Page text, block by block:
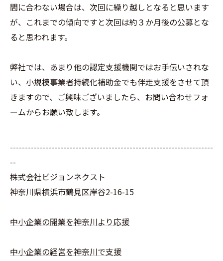
間に合わない場合は、次回に繰り越しとなると思います
が、これまでの傾向ですと次回は約３か月後の公募とな
ると思われます。
弊社では、あまり他の認定支援機関ではお手伝いされな
い、小規模事業者持続化補助金でも伴走支援をさせて頂
きますので、ご興味ございましたら、お問い合わせフォ
ームからお願い致します。
--------------------------------------------------------------------
--
株式会社ビジョンネクスト
神奈川県横浜市鶴見区岸谷2-16-15
中小企業の開業を神奈川より応援
中小企業の経営を神奈川で支援